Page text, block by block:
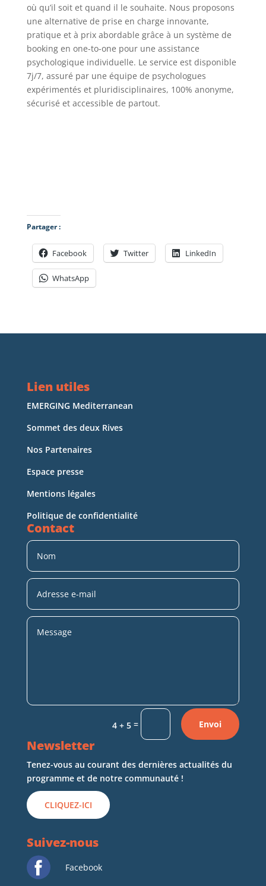
où qu’il soit et quand il le souhaite. Nous proposons
une alternative de prise en charge innovante,
pratique et à prix abordable grâce à un système de
booking en one-to-one pour une assistance
psychologique individuelle. Le service est disponible
7j/7, assuré par une équipe de psychologues
expérimentés et pluridisciplinaires, 100% anonyme,
sécurisé et accessible de partout.
Partager :
Facebook Twitter LinkedIn
WhatsApp
Lien utiles
EMERGING Mediterranean
Sommet des deux Rives
Nos Partenaires
Espace presse
Mentions légales
Politique de confidentialité
Contact
4 + 5 = Envoi
Newsletter
Tenez-vous au courant des dernières actualités du
programme et de notre communauté !
CLIQUEZ-ICI
Suivez-nous
Facebook